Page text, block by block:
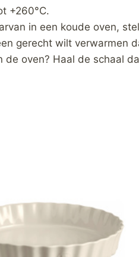
+260°C.
in een koude oven,
gerecht wilt verwarmen
oven? Haal de schaal